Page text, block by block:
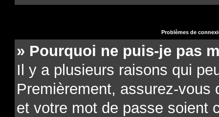
Problèmes de
» Pourquoi ne puis-je pas
Il y a plusieurs raisons qui
Premièrement, assurez-vous
et votre mot de passe soient